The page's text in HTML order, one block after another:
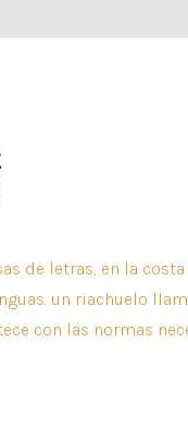
de letras, en la
un riachuelo
con las normas